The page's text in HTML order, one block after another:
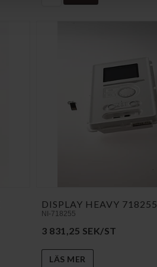
DISPLAY HEAVY 718255
NI-718255
3 831,25 SEK/ST
LÄS MER